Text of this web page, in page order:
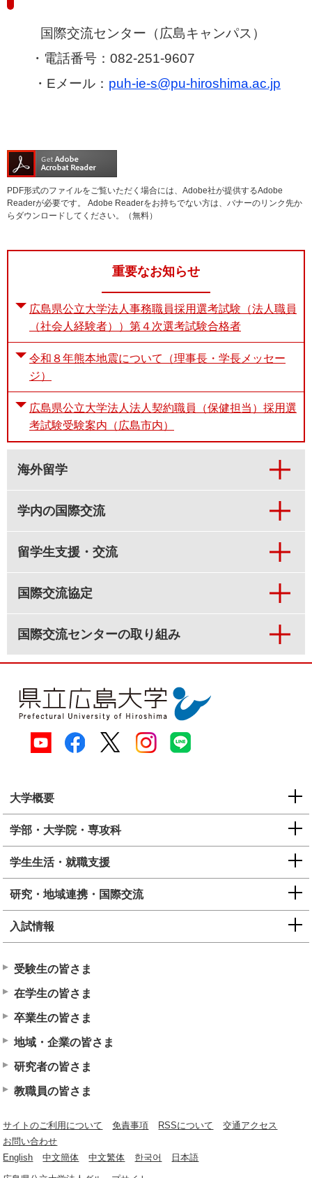
国際交流センター（広島キャンパス）
・電話番号：082-251-9607
・Eメール： puh-ie-s@pu-hiroshima.ac.jp
PDF形式のファイルをご覧いただく場合には、Adobe社が提供するAdobe
Readerが必要です。
Adobe Readerをお持ちでない方は、バナーのリンク先か
らダウンロードしてください。（無料）
重要なお知らせ
広島県公立大学法人事務職員採用選考試験（法人職員
（社会人経験者））第４次選考試験合格者
令和８年熊本地震について（理事長・学長メッセー
ジ）
広島県公立大学法人法人契約職員（保健担当）採用選
考試験受験案内（広島市内）
海外留学
学内の国際交流
留学生支援・交流
国際交流協定
国際交流センターの取り組み
大学概要
学部・大学院・専攻科
学生生活・就職支援
研究・地域連携・国際交流
入試情報
受験生の皆さま
在学生の皆さま
卒業生の皆さま
地域・企業の皆さま
研究者の皆さま
教職員の皆さま
サイトのご利用について 免責事項 RSSについて
交通アクセス
お問い合わせ
English
中文簡体 中文繁体 한국어 日本語